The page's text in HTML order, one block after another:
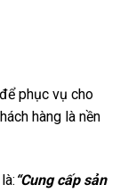
phục vụ cho
hàng là nền
“Cung cấp sản